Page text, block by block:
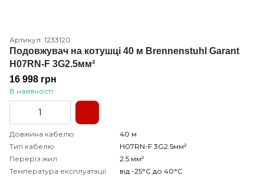
Артикул: 1233120
Подовжувач на котушці 40 м Brennenstuhl Garant
H07RN-F 3G2.5мм²
16 998 грн
В наявності
Довжина кабелю
40 м
Тип кабелю
H07RN-F 3G2.5мм²
Переріз жил
2.5 мм²
Температура експлуатації
від -25°С до 40°С